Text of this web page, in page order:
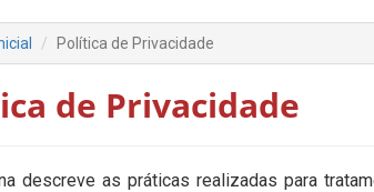
Política de Privacidade
de Privacidade
descreve as práticas realizadas para